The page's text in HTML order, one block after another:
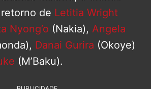
de Letitia Wright
Nyong’o (Nakia), Angela
Danai Gurira (Okoye)
(M’Baku).